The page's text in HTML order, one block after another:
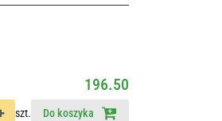
196.50
szt. Do koszyka